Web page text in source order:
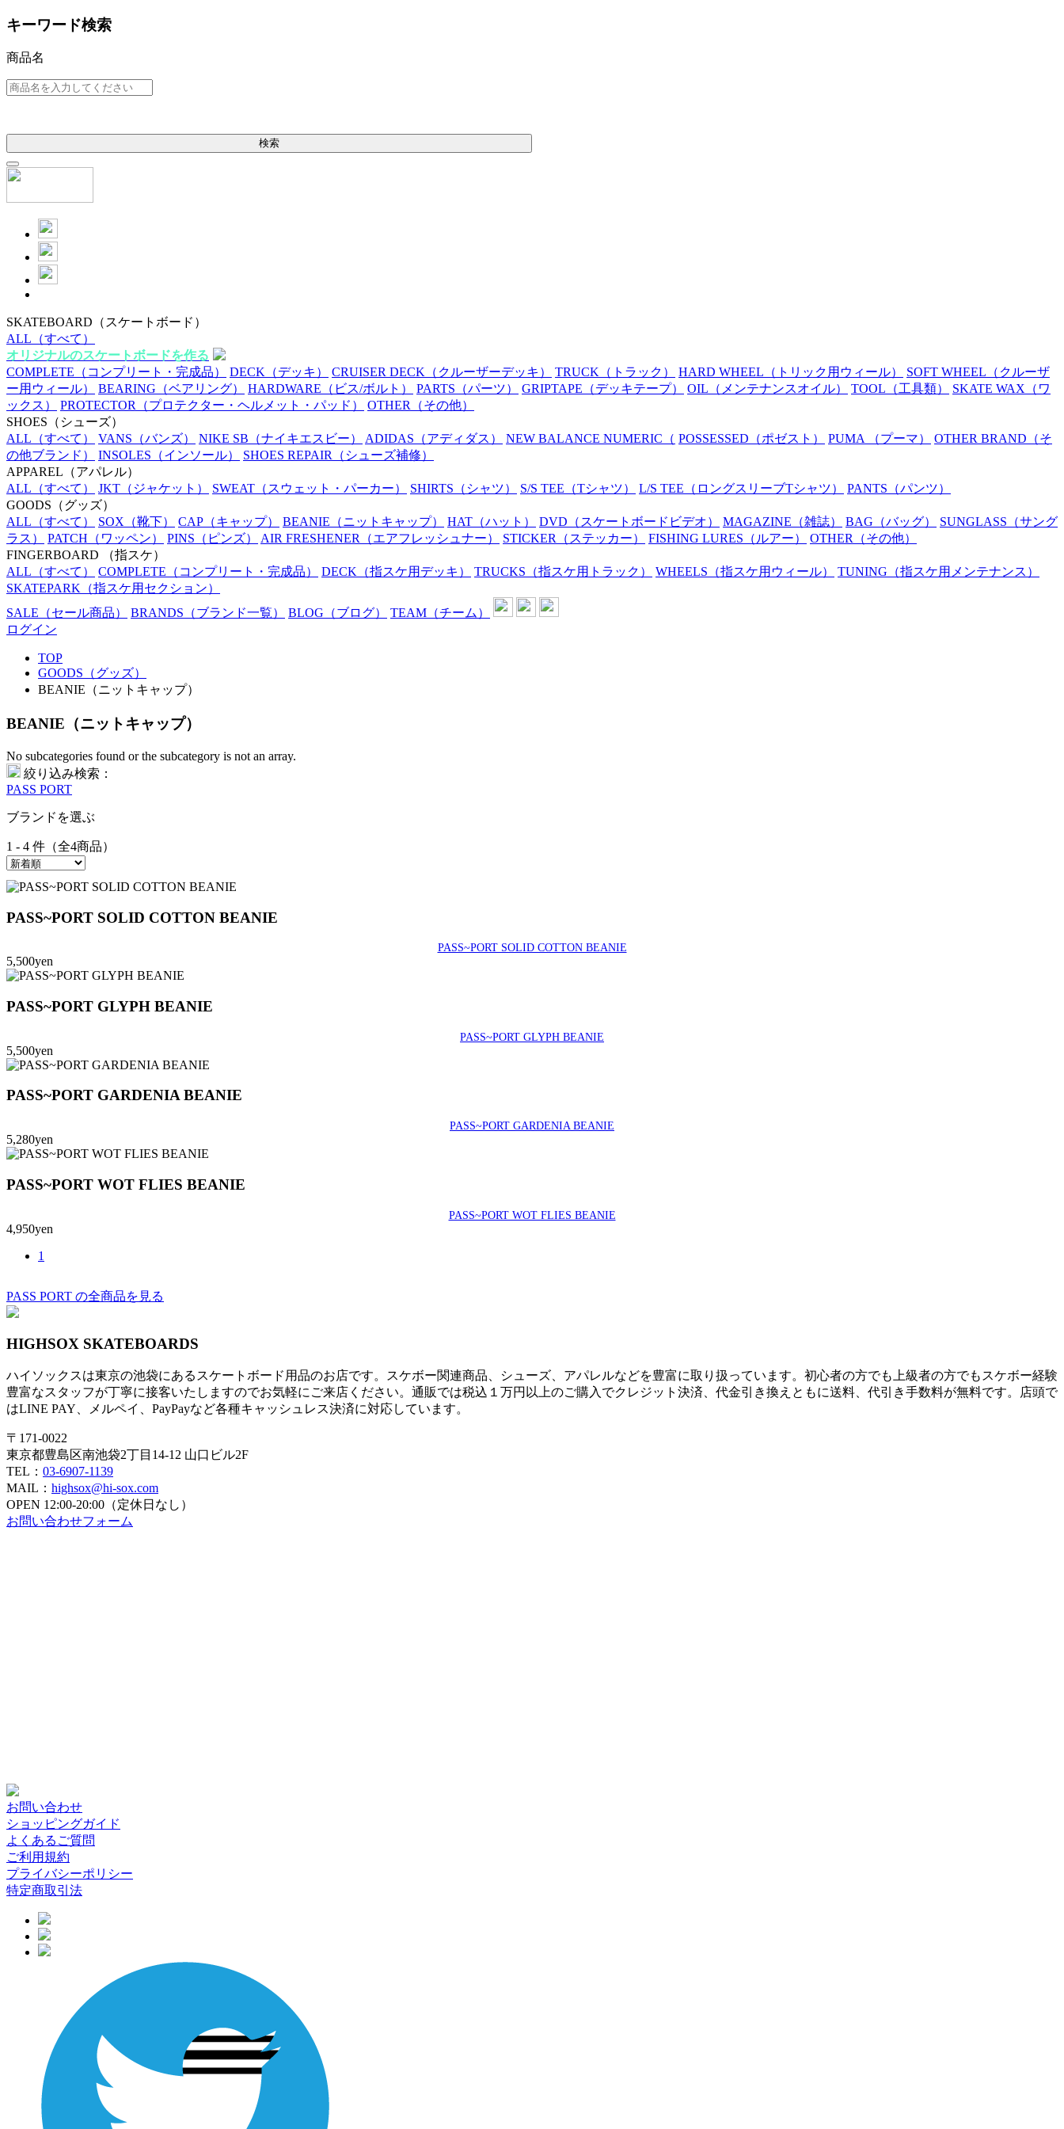
キーワード検索
商品名
検索
SKATEBOARD （スケートボード）
ALL （すべて）
オリジナルのスケートボードを作る
COMPLETE （コンプリート・完成品） DECK （デッキ） CRUISER DECK （クルーザーデッキ） TRUCK （トラック） HARD WHEEL （トリック用ウィール） SOFT WHEEL （クルーザ
ー用ウィール）
BEARING （ベアリング） HARDWARE （ビス/ボルト） PARTS （パーツ） GRIPTAPE （デッキテープ） OIL （メンテナンスオイル） TOOL （工具類） SKATE WAX （ワ
ックス）
PROTECTOR （プロテクター・ヘルメット・パッド） OTHER （その他）
SHOES （シューズ）
ALL （すべて） VANS （バンズ） NIKE SB （ナイキエスビー） ADIDAS （アディダス） NEW BALANCE NUMERIC （ POSSESSED （ポゼスト） PUMA （プーマ） OTHER BRAND （そ
の他ブランド）
INSOLES （インソール） SHOES REPAIR （シューズ補修）
APPAREL （アパレル）
ALL （すべて） JKT （ジャケット） SWEAT （スウェット・パーカー） SHIRTS （シャツ） S/S TEE （Tシャツ） L/S TEE （ロングスリーブTシャツ） PANTS （パンツ）
GOODS （グッズ）
ALL （すべて） SOX （靴下） CAP （キャップ） BEANIE （ニットキャップ） HAT （ハット） DVD （スケートボードビデオ） MAGAZINE （雑誌） BAG （バッグ） SUNGLASS （サング
ラス）
PATCH （ワッペン） PINS （ピンズ） AIR FRESHENER （エアフレッシュナー） STICKER （ステッカー） FISHING LURES （ルアー） OTHER （その他）
FINGERBOARD
（指スケ）
ALL （すべて） COMPLETE （コンプリート・完成品） DECK （指スケ用デッキ） TRUCKS （指スケ用トラック） WHEELS （指スケ用ウィール） TUNING （指スケ用メンテナンス）
SKATEPARK （指スケ用セクション）
SALE （セール商品） BRANDS （ブランド一覧） BLOG （ブログ） TEAM （チーム）
ログイン
TOP
GOODS（グッズ）
BEANIE（ニットキャップ）
BEANIE（ニットキャップ）
No subcategories found or the subcategory is not an array.
絞り込み検索：
PASS PORT
ブランドを選ぶ
1 - 4 件（全4商品）
PASS~PORT SOLID COTTON BEANIE
PASS~PORT SOLID COTTON BEANIE
5,500yen
PASS~PORT GLYPH BEANIE
PASS~PORT GLYPH BEANIE
5,500yen
PASS~PORT GARDENIA BEANIE
PASS~PORT GARDENIA BEANIE
5,280yen
PASS~PORT WOT FLIES BEANIE
PASS~PORT WOT FLIES BEANIE
4,950yen
1
PASS PORT の全商品を見る
HIGHSOX SKATEBOARDS
ハイソックスは東京の池袋にあるスケートボード用品のお店です。スケボー関連商品、シューズ、アパレルなどを豊富に取り扱っています。初心者の方でも上級者の方でもスケボー経験
豊富なスタッフが丁寧に接客いたしますのでお気軽にご来店ください。通販では税込１万円以上のご購入でクレジット決済、代金引き換えともに送料、代引き手数料が無料です。店頭で
はLINE PAY、メルペイ、PayPayなど各種キャッシュレス決済に対応しています。
〒171-0022
東京都豊島区南池袋2丁目14-12 山口ビル2F
TEL： 03-6907-1139
MAIL： highsox@hi-sox.com
OPEN 12:00-20:00（定休日なし）
お問い合わせフォーム
お問い合わせ
ショッピングガイド
よくあるご質問
ご利用規約
プライバシーポリシー
特定商取引法